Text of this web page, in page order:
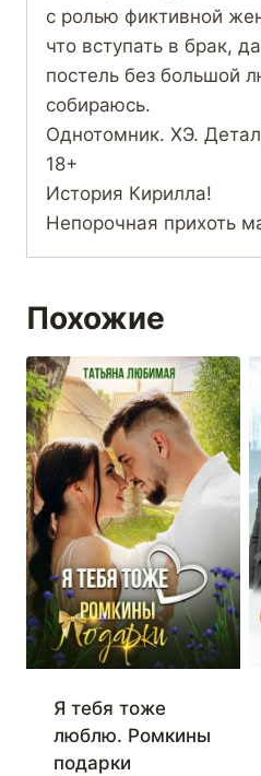
с ролью фиктивной
что вступать в брак,
постель без большой
собираюсь.
Однотомник. ХЭ.
18+
История Кирилла!
Непорочная прихоть
Похожие
Я тебя тоже
люблю. Ромкины
подарки